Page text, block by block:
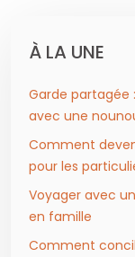
À LA UNE
Garde
avec une
Comment
pour les
Voyager avec
en famille
Comment